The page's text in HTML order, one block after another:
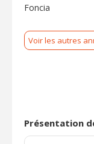
Foncia
Voir les autres
Présentation